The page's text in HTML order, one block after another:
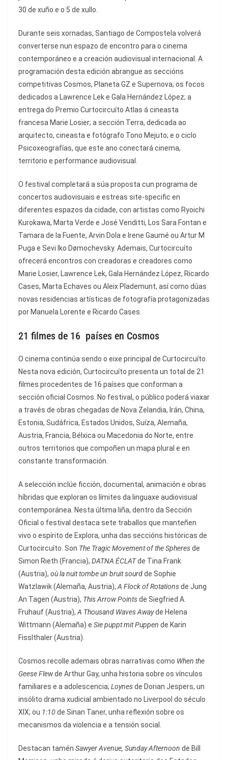
30 de xuño e o 5 de xullo.
Durante seis xornadas, Santiago de Compostela volverá
converterse nun espazo de encontro para o cinema
contemporáneo e a creación audiovisual internacional. A
programación desta edición abrangue as seccións
competitivas Cosmos, Planeta GZ e Supernova; os focos
dedicados a Lawrence Lek e Gala Hernández López; a
entrega do Premio Curtocircuíto Atlas á cineasta
francesa Marie Losier; a sección Terra, dedicada ao
arquitecto, cineasta e fotógrafo Tono Mejuto; e o ciclo
Psicoxeografías, que este ano conectará cinema,
territorio e performance audiovisual.
O festival completará a súa proposta cun programa de
concertos audiovisuais e estreas site-specific en
diferentes espazos da cidade, con artistas como Ryoichi
Kurokawa, Marta Verde e José Venditti, Los Sara Fontan e
Tamara de la Fuente, Arvin Dola e Irene Gaumé ou Artur M
Puga e Sevi Iko Dømochevsky. Ademais, Curtocircuíto
ofrecerá encontros con creadoras e creadores como
Marie Losier, Lawrence Lek, Gala Hernández López, Ricardo
Cases, Marta Echaves ou Aleix Plademunt, así como dúas
novas residencias artísticas de fotografía protagonizadas
por Manuela Lorente e Ricardo Cases.
21 filmes de 16 países en Cosmos
O cinema continúa sendo o eixe principal de Curtocircuíto.
Nesta nova edición, Curtocircuíto presenta un total de 21
filmes procedentes de 16 países que conforman a
sección oficial Cosmos. No festival, o público poderá viaxar
a través de obras chegadas de Nova Zelandia, Irán, China,
Estonia, Sudáfrica, Estados Unidos, Suíza, Alemaña,
Austria, Francia, Bélxica ou Macedonia do Norte, entre
outros territorios que compoñen un mapa plural e en
constante transformación.
A selección inclúe ficción, documental, animación e obras
híbridas que exploran os límites da linguaxe audiovisual
contemporánea. Nesta última liña, dentro da Sección
Oficial o festival destaca sete traballos que manteñen
vivo o espírito de Explora, unha das seccións históricas de
Curtocircuíto. Son The Tragic Movement of the Spheresde
Simon Rieth (Francia), DATNA ÉCLATde Tina Frank
(Austria), où la nuit tombe un bruit sourdde Sophie
Watzlawik (Alemaña, Austria), A Flock of Rotationsde Jung
An Tagen (Austria), This Arrow Pointsde Siegfried A.
Fruhauf (Austria), A Thousand Waves Awayde Helena
Wittmann (Alemaña) e Sie puppt mit Puppen de Karin
Fisslthaler (Austria).
Cosmos recolle ademais obras narrativas como When the
Geese Flewde Arthur Gay, unha historia sobre os vínculos
familiares e a adolescencia; Loynesde Dorian Jespers, un
insólito drama xudicial ambientado no Liverpool do século
XIX; ou 1:10de Sinan Taner, unha reflexión sobre os
mecanismos da violencia e a tensión social.
Destacan tamén Sawyer Avenue, Sunday Afternoon de Bill